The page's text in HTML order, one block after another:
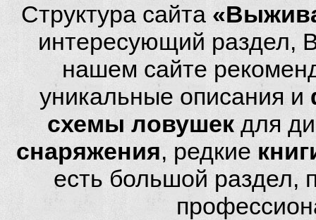
Структура сайта
интересующий раздел,
нашем сайте
уникальные описания и
схемы ловушек для
снаряжения, редкие
есть большой